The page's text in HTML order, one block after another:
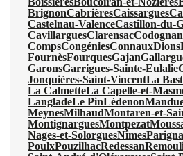
BrignonCabrièresCaissargues
Castelnau-ValenceCastillon-du-
CavillarguesClarensacCodognan
CompsCongéniesConnauxDions
FournèsFourquesGajan
GaronsGarrigues-Sainte-Eulalie
Jonquières-Saint-VincentLa
La CalmetteLa Capelle-et-
LangladeLe PinLédenon
MeynesMilhaudMontaren-et-
MontignarguesMontpezat
Nages-et-SolorguesNîmes
PoulxPouzilhacRedessan